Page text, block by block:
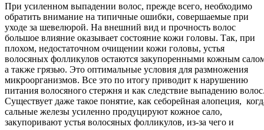
При усиленном выпадении волос, прежде всего, необходимо
обратить внимание на типичные ошибки, совершаемые при
уходе за шевелюрой. На внешний вид и прочность волос
большое влияние оказывает состояние кожи головы. Так, при
плохом, недостаточном очищении кожи головы, устья
волосяных фолликулов остаются закупоренными кожным
а также грязью. Это оптимальные условия для размножения
микроорганизмов. Все это по итогу приводит к нарушению
питания волосяного стержня и как следствие выпадению
Существует даже такое понятие, как себорейная алопеция,
сальные железы усиленно продуцируют кожное сало,
закупоривают устья волосяных фолликулов, из-за чего и